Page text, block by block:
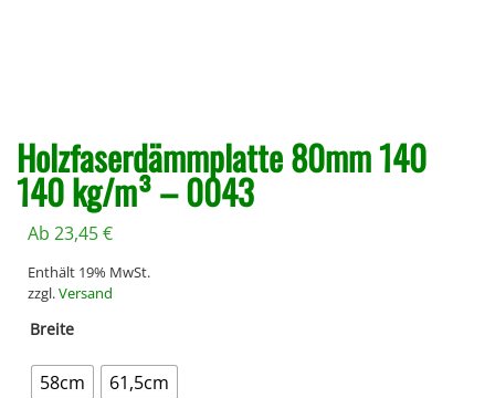
Holzfaserdämmplatte 80mm 140
140 kg/m³ – 0043
Ab 23,45€
Enthält 19% MwSt.
zzgl.Versand
Breite
58cm 61,5cm